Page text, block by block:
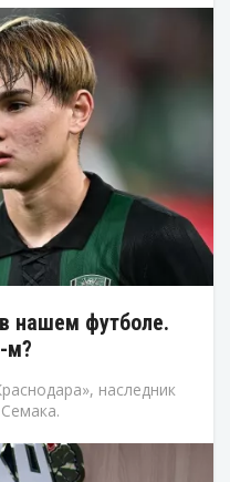
нашем футболе.
м?
наследник